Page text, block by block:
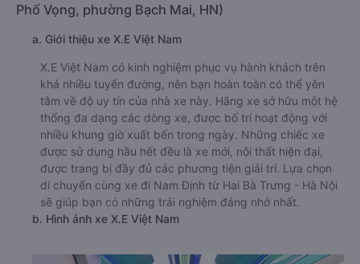
Phố Vọng, phường Bạch Mai, HN)
a. Giới thiệu xe X.E Việt Nam
X.E Việt Nam có kinh nghiệm phục vụ hành khách trên
khá nhiều tuyến đường, nên bạn hoàn toàn có thể yên
tâm về độ uy tín của nhà xe này. Hãng xe sở hữu một hệ
thống đa dạng các dòng xe, được bố trí hoạt động với
nhiều khung giờ xuất bến trong ngày. Những chiếc xe
được sử dụng hầu hết đều là xe mới, nội thất hiện đại,
được trang bị đầy đủ các phương tiện giải trí. Lựa chọn
di chuyển cùng xe đi Nam Định từ Hai Bà Trưng - Hà Nội
sẽ giúp bạn có những trải nghiệm đáng nhớ nhất.
b. Hình ảnh xe X.E Việt Nam